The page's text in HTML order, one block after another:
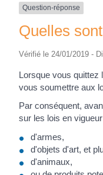
Question-réponse
Quelles
Vérifié le 24/01/2019 -
Lorsque vous quittez
vous soumettre aux
Par conséquent,
sur les lois en
d'armes,
d'objets d'art, et
d'animaux,